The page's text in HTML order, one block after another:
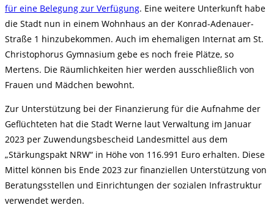
für eine Belegung zur Verfügung. Eine weitere Unterkunft habe
die Stadt nun in einem Wohnhaus an der Konrad-Adenauer-
Straße 1 hinzubekommen. Auch im ehemaligen Internat am St.
Christophorus Gymnasium gebe es noch freie Plätze, so
Mertens. Die Räumlichkeiten hier werden ausschließlich von
Frauen und Mädchen bewohnt.
Zur Unterstützung bei der Finanzierung für die Aufnahme der
Geflüchteten hat die Stadt Werne laut Verwaltung im Januar
2023 per Zuwendungsbescheid Landesmittel aus dem
„Stärkungspakt NRW“ in Höhe von 116.991 Euro erhalten. Diese
Mittel können bis Ende 2023 zur finanziellen Unterstützung von
Beratungsstellen und Einrichtungen der sozialen Infrastruktur
verwendet werden.